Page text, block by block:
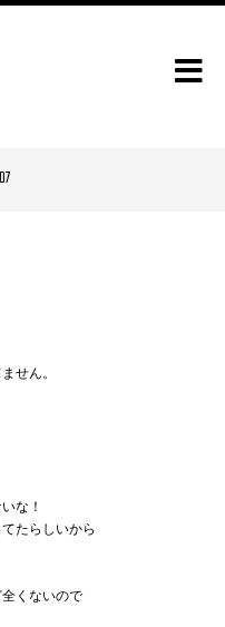
07
せん。
な！
たらしいから
くないので